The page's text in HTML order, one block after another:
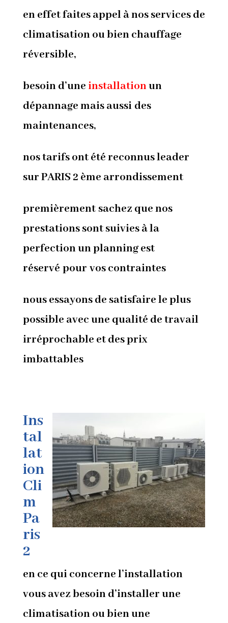
en effet faites appel à nos services de
climatisation ou bien chauffage
réversible,
besoin d’une installationun
dépannage mais aussi des
maintenances,
nos tarifs ont été reconnus leader
sur PARIS 2 ème arrondissement
premièrement sachez que nos
prestations sont suivies à la
perfection un planning est
réservé pour vos contraintes
nous essayons de satisfaire le plus
possible avec une qualité de travail
irréprochable et des prix
imbattables
Ins
tal
lat
ion
Cli
m
Pa
ris
2
en ce qui concerne l’installation
vous avez besoin d’installer une
climatisation ou bien une